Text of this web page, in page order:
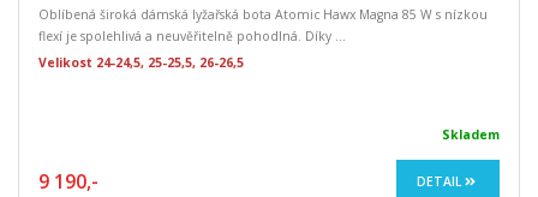
Oblíbená široká dámská lyžařská bota Atomic Hawx Magna 85 W s nízkou
flexí je spolehlivá a neuvěřitelně pohodlná. Díky ...
Velikost 24-24,5, 25-25,5, 26-26,5
Skladem
9 190,- DETAIL